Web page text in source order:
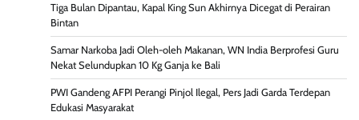
Tiga Bulan Dipantau, Kapal King Sun Akhirnya Dicegat di Perairan
Bintan
Samar Narkoba Jadi Oleh-oleh Makanan, WN India Berprofesi Guru
Nekat Selundupkan 10 Kg Ganja ke Bali
PWI Gandeng AFPI Perangi Pinjol Ilegal, Pers Jadi Garda Terdepan
Edukasi Masyarakat